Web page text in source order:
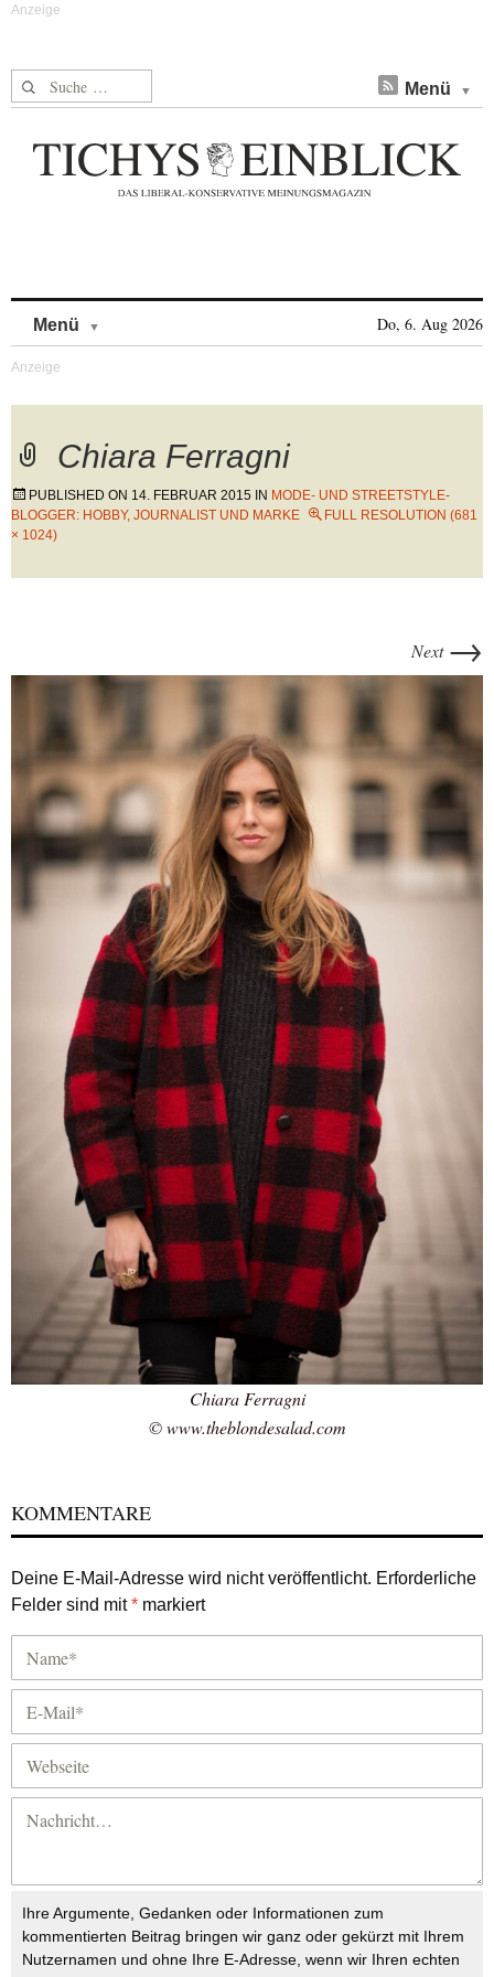
Suche nach: Menü
Menü Do, 6. Aug 2026
Chiara Ferragni
PUBLISHED ON 14. FEBRUAR 2015 IN MODE- UND STREETSTYLE-
BLOGGER: HOBBY, JOURNALIST UND MARKE
FULL RESOLUTION (681
× 1024)
Next →
Chiara Ferragni
© www.theblondesalad.com
KOMMENTARE
Deine E-Mail-Adresse wird nicht veröffentlicht. Erforderliche
Felder sind mit* markiert
Ihre Argumente, Gedanken oder Informationen zum
kommentierten Beitrag bringen wir ganz oder gekürzt mit Ihrem
Nutzernamen und ohne Ihre E-Adresse, wenn wir Ihren echten